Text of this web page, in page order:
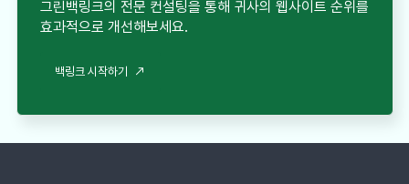
그린백링크의 전문 컨설팅을 통해 귀사의 웹사이트 순위를
효과적으로 개선해보세요.
백링크 시작하기